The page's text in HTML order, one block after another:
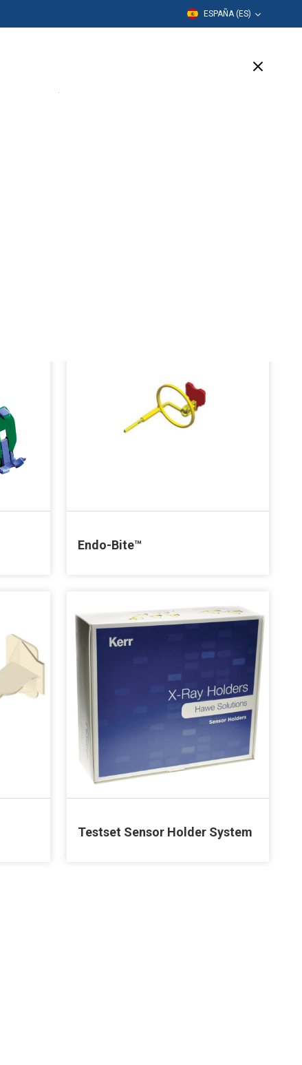
ESPAÑA (ES)
Endo-Bite™
Testset Sensor Holder System